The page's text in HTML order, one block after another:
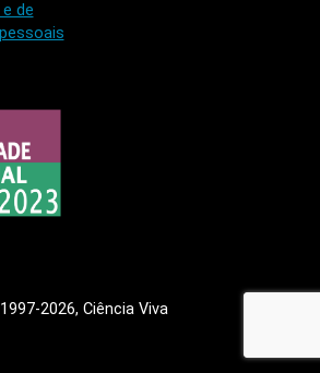
de
-2026, Ciência Viva